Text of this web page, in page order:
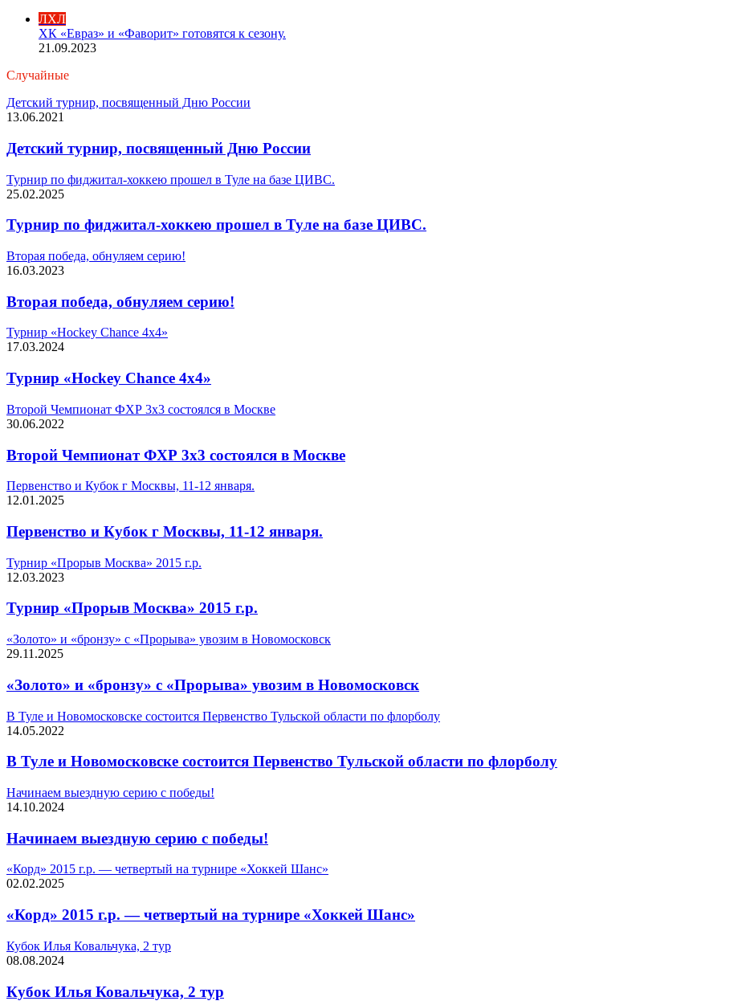
ЛХЛ
ХК «Евраз» и «Фаворит» готовятся к сезону.
21.09.2023
Случайные
Детский турнир, посвященный Дню России
13.06.2021
Детский турнир, посвященный Дню России
Турнир по фиджитал-хоккею прошел в Туле на базе ЦИВС.
25.02.2025
Турнир по фиджитал-хоккею прошел в Туле на базе ЦИВС.
Вторая победа, обнуляем серию!
16.03.2023
Вторая победа, обнуляем серию!
Турнир «Hockey Chance 4х4»
17.03.2024
Турнир «Hockey Chance 4х4»
Второй Чемпионат ФХР 3х3 состоялся в Москве
30.06.2022
Второй Чемпионат ФХР 3х3 состоялся в Москве
Первенство и Кубок г Москвы, 11-12 января.
12.01.2025
Первенство и Кубок г Москвы, 11-12 января.
Турнир «Прорыв Москва» 2015 г.р.
12.03.2023
Турнир «Прорыв Москва» 2015 г.р.
«Золото» и «бронзу» с «Прорыва» увозим в Новомосковск
29.11.2025
«Золото» и «бронзу» с «Прорыва» увозим в Новомосковск
В Туле и Новомосковске состоится Первенство Тульской области по флорболу
14.05.2022
В Туле и Новомосковске состоится Первенство Тульской области по флорболу
Начинаем выездную серию с победы!
14.10.2024
Начинаем выездную серию с победы!
«Корд» 2015 г.р. — четвертый на турнире «Хоккей Шанс»
02.02.2025
«Корд» 2015 г.р. — четвертый на турнире «Хоккей Шанс»
Кубок Илья Ковальчука, 2 тур
08.08.2024
Кубок Илья Ковальчука, 2 тур